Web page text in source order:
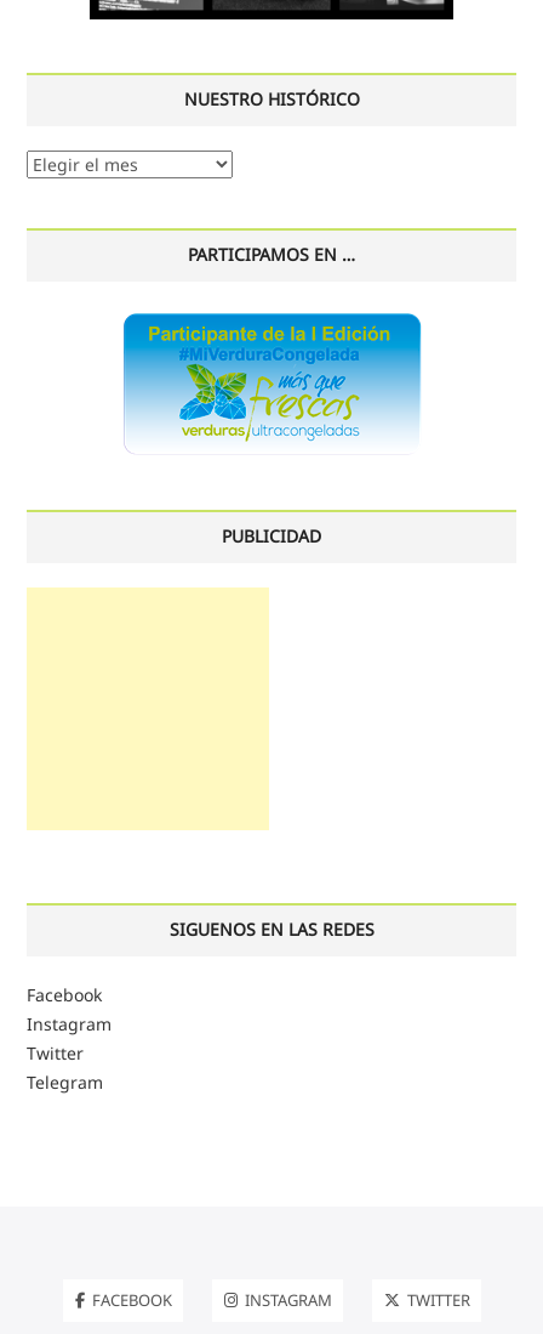
NUESTRO HISTÓRICO
Nuestro
PARTICIPAMOS EN …
PUBLICIDAD
SIGUENOS EN LAS REDES
Facebook
Instagram
Twitter
Telegram
FACEBOOK INSTAGRAM TWITTER